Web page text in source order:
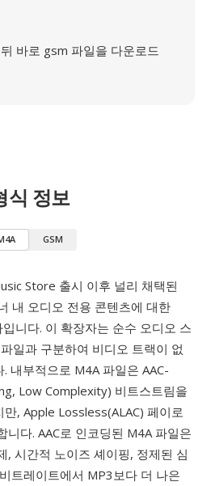
바로 gsm 파일을 다운로드
식 정보
GSM
Store 출시 이후 널리 채택된
내 오디오 전용 콘텐츠에 대한
니다. 이 확장자는 순수 오디오 스
일과 구분하여 비디오 트랙이 없
내부적으로 M4A 파일은 AAC-
Low Complexity) 비트스트림을
, Apple Lossless(ALAC) 페이로
니다. AAC로 인코딩된 M4A 파일은
, 시간적 노이즈 셰이핑, 정제된 심
트레이트에서 MP3보다 더 나은